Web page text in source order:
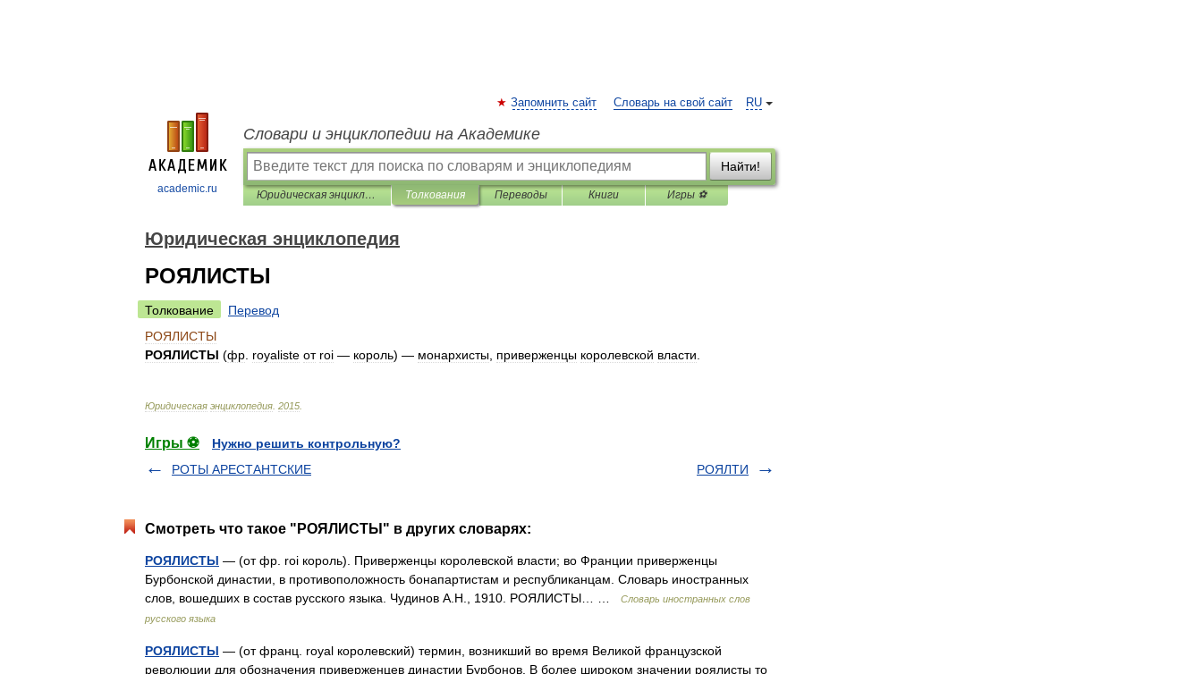
academic.ru
RU
Запомнить сайт Словарь на свой сайт
Словари и энциклопедии на Академике
Найти!
Юридическая энциклопедия Толкования Переводы Книги Игры ⚽
Юридическая энциклопедия
РОЯЛИСТЫ
Толкование
Перевод
РОЯЛИСТЫ
РОЯЛИСТЫ (фр royaliste от roi — король) — монархисты приверженцы королевской власти
Юридическая энциклопедия 2015
Игры ⚽
Нужно решить контрольную?
РОТЫ АРЕСТАНТСКИЕ
РОЯЛТИ
Смотреть что такое "РОЯЛИСТЫ" в других словарях:
РОЯЛИСТЫ — (от фр. roi король). Приверженцы королевской власти; во Франции приверженцы
Бурбонской династии, в противоположность бонапартистам и республиканцам. Словарь иностранных
слов, вошедших в состав русского языка. Чудинов А.Н., 1910. РОЯЛИСТЫ… …
Словарь иностранных слов
русского языка
РОЯЛИСТЫ — (от франц. royal королевский) термин, возникший во время Великой французской
революции для обозначения приверженцев династии Бурбонов. В более широком значении роялисты то